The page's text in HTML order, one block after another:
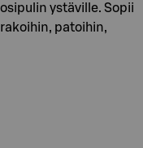
ystäville. Sopii
patoihin,